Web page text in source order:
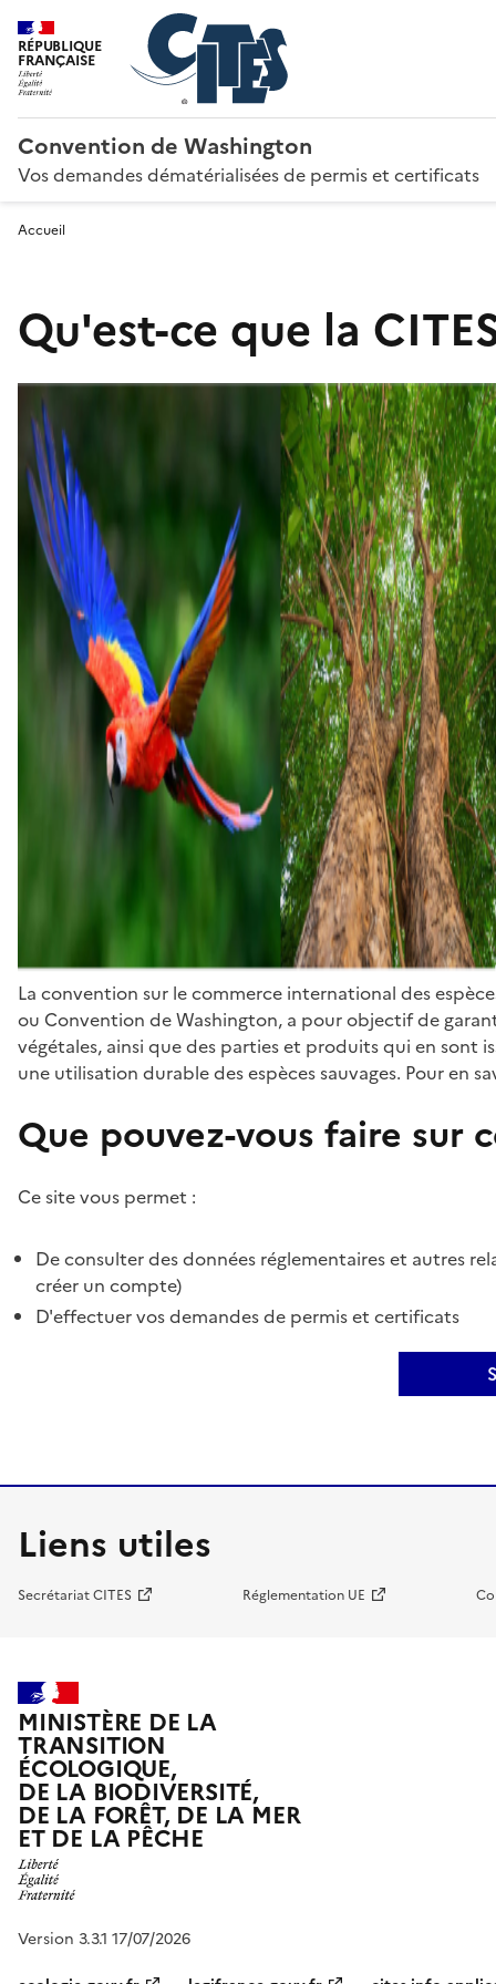
RÉPUBLIQUE
FRANÇAISE
Convention de Washington
Vos demandes dématérialisées de permis et certificats
Accueil
Qu'est-ce que la
La convention sur le commerce international des
ou Convention de Washington, a pour objectif de
végétales, ainsi que des parties et produits qui en sont
une utilisation durable des espèces sauvages. Pour en
Que pouvez-vous faire sur
Ce site vous permet :
De consulter des données réglementaires et autres
créer un compte)
D'effectuer vos demandes de permis et certificats
Liens utiles
Secrétariat CITES Réglementation UE
MINISTÈRE DE LA
TRANSITION
ÉCOLOGIQUE,
DE LA BIODIVERSITÉ,
DE LA FORÊT, DE LA MER
ET DE LA PÊCHE
Version 3.3.1 17/07/2026